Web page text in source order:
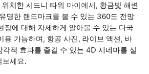
치한 시드니 타워 아이에서, 황금빛 해변
명한 랜드마크를 볼 수 있는 360도 전망
장에 대해 자세하게 알아볼 수 있는 다국
용 가능하며, 항공 사진, 라이브 액션, 바
각적 효과를 즐길 수 있는 4D 시네마를 실
보세요.